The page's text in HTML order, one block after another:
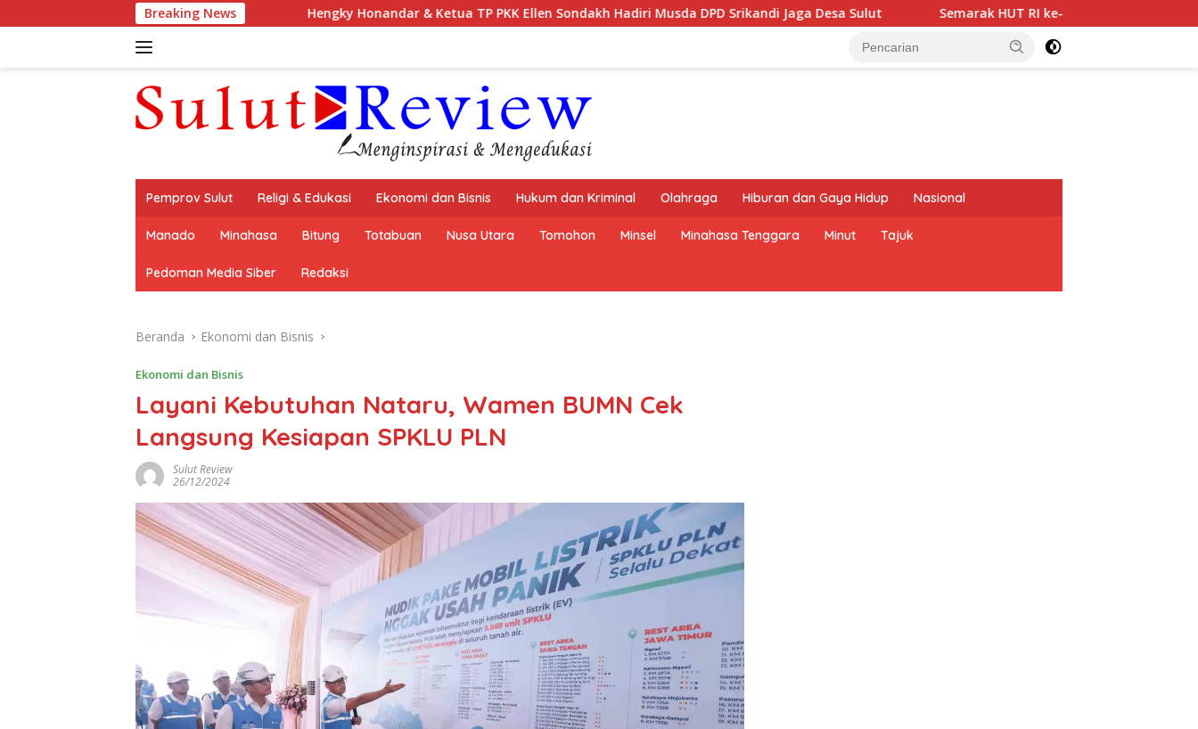
ke
Breaking News
Hengky Honandar & Ketua TP PKK Ellen Sondakh Hadiri Musda DPD Srikandi Jaga Desa Sulut Semarak HUT RI ke-81, TJSL PLN Bawa Transformasi Digital ke
Pemprov Sulut Religi & Edukasi Ekonomi dan Bisnis Hukum dan Kriminal Olahraga Hiburan dan Gaya Hidup Nasional
Manado Minahasa Bitung Totabuan Nusa Utara Tomohon Minsel Minahasa Tenggara Minut Tajuk
Pedoman Media Siber Redaksi
Beranda Ekonomi dan Bisnis
Ekonomi dan Bisnis
Layani Kebutuhan Nataru, Wamen BUMN Cek
Langsung Kesiapan SPKLU PLN
Sulut Review
26/12/2024